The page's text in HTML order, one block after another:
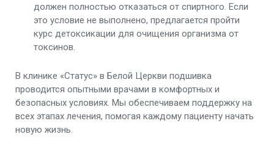
должен полностью отказаться от спиртного. Если
это условие не выполнено, предлагается пройти
курс детоксикации для очищения организма от
токсинов.
В клинике «Статус» в Белой Церкви подшивка
проводится опытными врачами в комфортных и
безопасных условиях. Мы обеспечиваем поддержку на
всех этапах лечения, помогая каждому пациенту начать
новую жизнь.